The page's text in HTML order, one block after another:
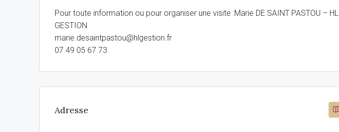
Pour toute information ou pour organiser une visite :Marie DE SAINT PASTOU – HL
GESTION
marie.desaintpastou@hlgestion.fr
07 49 05 67 73
Adresse